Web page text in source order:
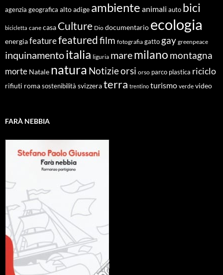
agenzia geografica alto adige ambiente animali auto bici
bicicletta cane casa Culture Dio documentario ecologia
energiafeaturefeaturedfilm fotografia gatto gay greenpeace
inquinamentoitalia liguria maremilano montagna
morte Natale natura Notizieorsi orso parco plastica riciclo
rifiuti roma sostenibilità svizzeraterra trentino turismo verde video
FARÀ NEBBIA